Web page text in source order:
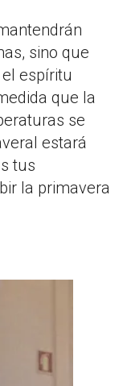
sino que
espíritu
que la
se
estará
tus
la primavera